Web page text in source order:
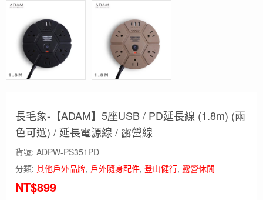
長毛象-【ADAM】5座USB / PD延長線 (1.8m) (兩
色可選) / 延長電源線 / 露營線
貨號: ADPW-PS351PD
分類: 其他戶外品牌, 戶外隨身配件, 登山健行, 露營休閒
NT$899